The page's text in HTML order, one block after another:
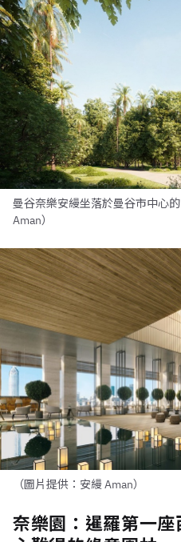
曼谷奈樂安縵坐落於曼谷市中心
Aman）
（圖片提供：安縵 Aman）
奈樂園：暹羅第一